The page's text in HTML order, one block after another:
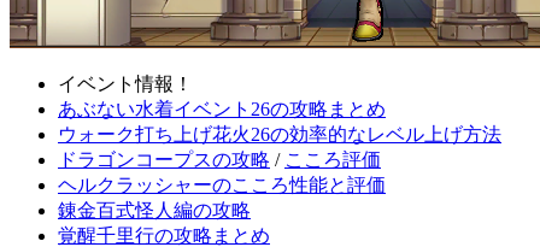
イベント情報！
あぶない水着イベント26の攻略まとめ
ウォーク打ち上げ花火26の効率的なレベル上げ方法
ドラゴンコープスの攻略 / こころ評価
ヘルクラッシャーのこころ性能と評価
錬金百式怪人編の攻略
覚醒千里行の攻略まとめ